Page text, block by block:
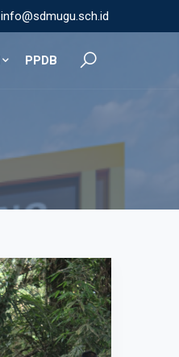
info@sdmugu.sch.id
PPDB